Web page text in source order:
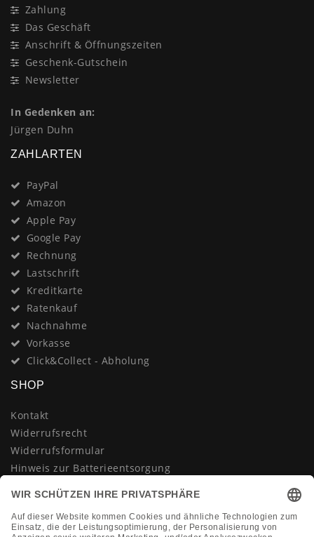
Zahlung
Das Geschäft
Anschrift & Öffnungszeiten
Geschenk-Gutschein
Newsletter
In Gedenken an:
Jürgen Duhn
ZAHLARTEN
PayPal
Amazon
Apple Pay
Google Pay
Rechnung
Lastschrift
Kreditkarte
Ratenkauf
Nachnahme
Vorkasse
Click&Collect - Abholung
SHOP
Kontakt
Widerrufsrecht
Widerrufsformular
Hinweis zur Batterieentsorgung
Datenschutzerklärung
Impressum